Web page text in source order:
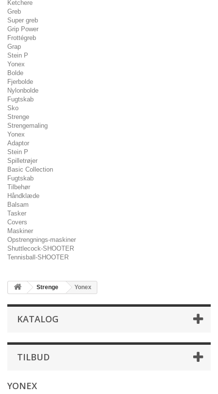
Ketchere
Greb
Super greb
Grip Power
Frottégreb
Grap
Stein P
Yonex
Bolde
Fjerbolde
Nylonbolde
Fugtskab
Sko
Strenge
Strengemaling
Yonex
Adaptor
Stein P
Spilletrøjer
Basic Collection
Fugtskab
Tilbehør
Håndklæde
Balsam
Tasker
Covers
Maskiner
Opstrengnings-maskiner
Shuttlecock-SHOOTER
Tennisball-SHOOTER
Strenge Yonex
KATALOG
TILBUD
YONEX